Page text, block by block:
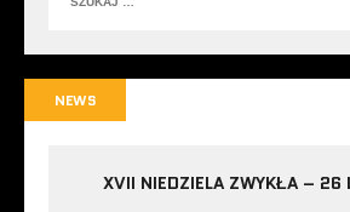
NEWS
XVII NIEDZIELA ZWYKŁA – 26